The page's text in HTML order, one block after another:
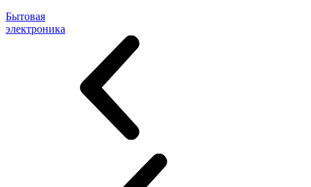
Бытовая
электроника